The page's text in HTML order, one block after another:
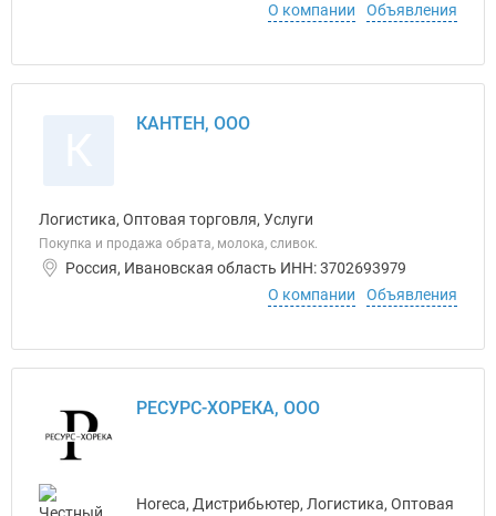
О компании
Объявления
КАНТЕН, ООО
Логистика, Оптовая торговля, Услуги
Покупка и продажа обрата, молока, сливок.
Россия, Ивановская область ИНН: 3702693979
О компании
Объявления
РЕСУРС-ХОРЕКА, ООО
Horeca, Дистрибьютер, Логистика, Оптовая